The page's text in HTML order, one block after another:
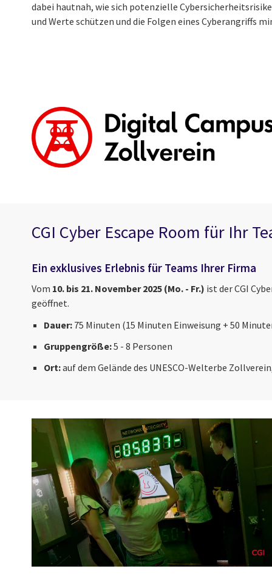
dabei hautnah, wie sich potenzielle
und Werte schützen und die Folgen eines Cyberangriffs
CGI Cyber Escape Room für Ihr
Ein exklusives Erlebnis für Teams Ihrer Firma
Vom 10. bis 21. November 2025 (Mo. - Fr.) ist der CGI
geöffnet.
Dauer: 75 Minuten (15 Minuten Einweisung + 50
Gruppengröße:5 - 8 Personen
Ort:auf dem Gelände des UNESCO-Welterbe